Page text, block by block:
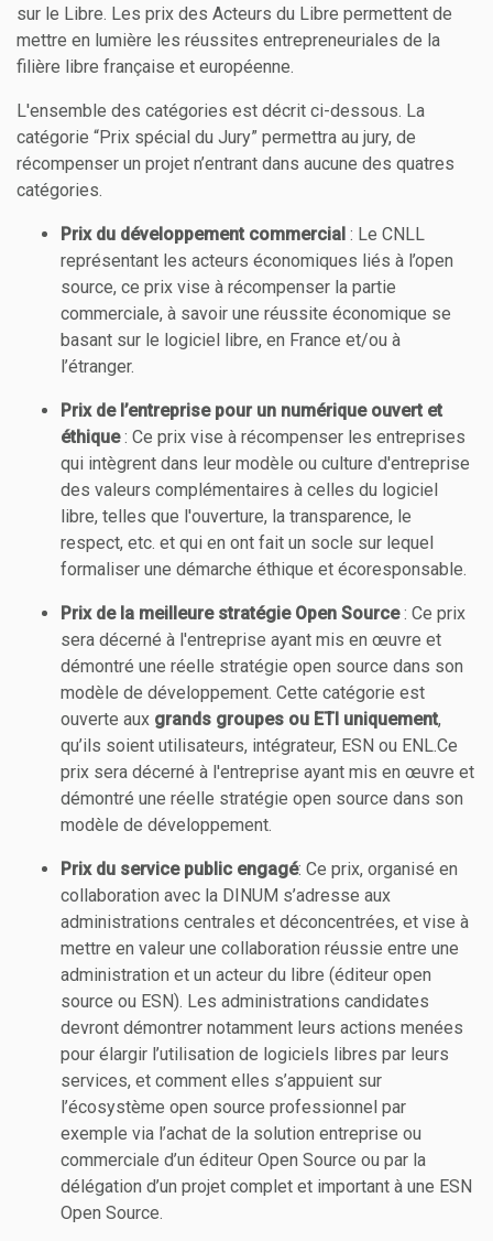
sur le Libre. Les prix des Acteurs du Libre permettent de
mettre en lumière les réussites entrepreneuriales de la
filière libre française et européenne.
L'ensemble des catégories est décrit ci-dessous. La
catégorie “Prix spécial du Jury” permettra au jury, de
récompenser un projet n’entrant dans aucune des quatres
catégories.
Prix du développement commercial : Le CNLL
représentant les acteurs économiques liés à l’open
source, ce prix vise à récompenser la partie
commerciale, à savoir une réussite économique se
basant sur le logiciel libre, en France et/ou à
l’étranger.
Prix de l’entreprise pour un numérique ouvert et
éthique: Ce prix vise à récompenser les entreprises
qui intègrent dans leur modèle ou culture d'entreprise
des valeurs complémentaires à celles du logiciel
libre, telles que l'ouverture, la transparence, le
respect, etc. et qui en ont fait un socle sur lequel
formaliser une démarche éthique et écoresponsable.
Prix de la meilleure stratégie Open Source: Ce prix
sera décerné à l'entreprise ayant mis en œuvre et
démontré une réelle stratégie open source dans son
modèle de développement. Cette catégorie est
ouverte aux grands groupes ou ETI uniquement,
qu’ils soient utilisateurs, intégrateur, ESN ou ENL.Ce
prix sera décerné à l'entreprise ayant mis en œuvre et
démontré une réelle stratégie open source dans son
modèle de développement.
Prix du service public engagé: Ce prix, organisé en
collaboration avec la DINUM s’adresse aux
administrations centrales et déconcentrées, et vise à
mettre en valeur une collaboration réussie entre une
administration et un acteur du libre (éditeur open
source ou ESN). Les administrations candidates
devront démontrer notamment leurs actions menées
pour élargir l’utilisation de logiciels libres par leurs
services, et comment elles s’appuient sur
l’écosystème open source professionnel par
exemple via l’achat de la solution entreprise ou
commerciale d’un éditeur Open Source ou par la
délégation d’un projet complet et important à une ESN
Open Source.